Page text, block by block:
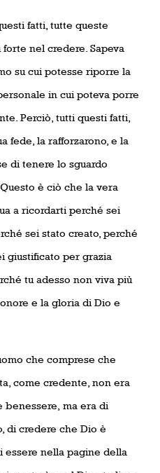
fatti, tutte queste
nel credere. Sapeva
su cui potesse riporre la
in cui poteva porre
Perciò, tutti questi fatti,
fede, la rafforzarono, e la
di tenere lo sguardo
è ciò che la vera
a ricordarti perché sei
sei stato creato, perché
giustificato per grazia
tu adesso non viva più
e la gloria di Dio e
che comprese che
come credente, non era
benessere, ma era di
di credere che Dio è
nella pagine della